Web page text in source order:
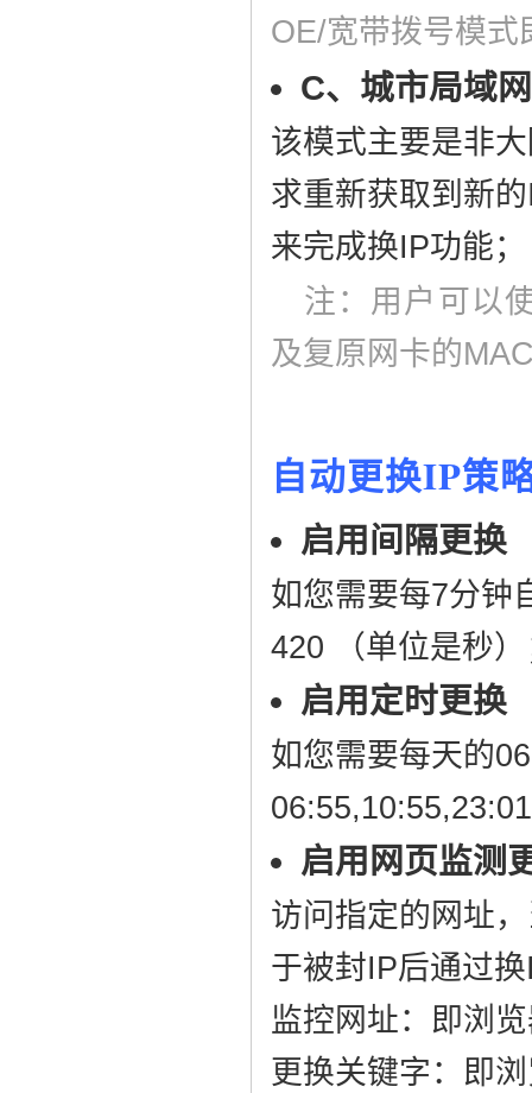
OE/宽带拨号模式
C、城市局域
该模式主要是非
求重新获取到新
来完成换IP功能；
注：用户可以
及复原网卡的
自动更换IP策
启用间隔更换
如您需要每7分钟
420 （单位是秒
启用定时更换
如您需要每天的
06:55,10:55,23:01
启用网页监测
访问指定的网址
于被封IP后通过
监控网址：即浏
更换关键字：即